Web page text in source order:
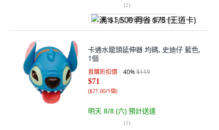
(2)
满 $1,500 再省 $75 (王道卡)
卡通水龍頭延伸器 均碼, 史迪仔 藍色,
1個
首購折扣價 40%$119
$71
($71.00/1個)
明天 8/8 (六) 預計送達
(1)